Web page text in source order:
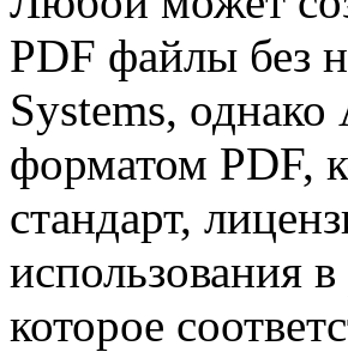
PDF файлы без
Systems, однако
форматом PDF,
стандарт,
использования
которое